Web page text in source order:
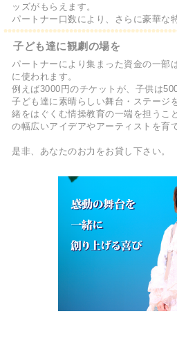
ッズがもらえます。
パートナー口数により、さらに豪華な
子ども達に観劇の場を
パートナーにより集まった資金の一部
に使われます。
例えば3000円のチケットが、子供は
子ども達に素晴らしい舞台・ステージ
緒をはぐくむ情操教育の一端を担うこ
の幅広いアイデアやアーティストを育
是非、あなたのお力をお貸し下さい。